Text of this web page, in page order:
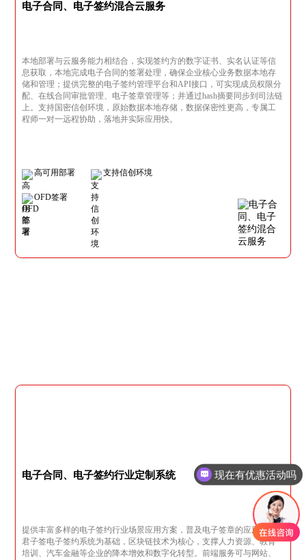
电子合同、电子签约混合云服务
本地部署与云服务能力相结合，实现签约方的数字证书、实名认证等信
息获取，本地完成电子合同的签署处理，确保企业核心业务数据本地存
储和管理；提供完整的电子签约管理平台和API接口，可实现成员权限分
配、在线合同审批管理、电子签章管理等；并通过hash摘要同步到司法链
上。支持国密信创环境，原始数据本地存储，数据保密性更高，专属工
程师一对一远程协助，落地并实际应用快。
高可用部署 支持信创环境
OFD签署
电子合同、电子签约行业定制系统
提供丰富多样的电子签约行业场景应用方案，普及电子签章的应用，以
君子签电子签约系统为基础，区块链技术为核心，支撑人力资源、教育
培训、汽车金融等企业的降本增效和数字化转型。前端服务可与网站、
可以介绍下你们的产品么
现在有优惠活动吗